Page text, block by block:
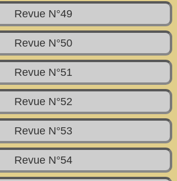
Revue N°49
Revue N°50
Revue N°51
Revue N°52
Revue N°53
Revue N°54